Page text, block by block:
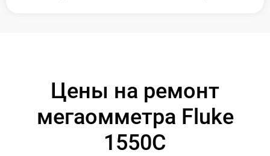
Цены на ремонт
мегаомметра Fluke
1550C